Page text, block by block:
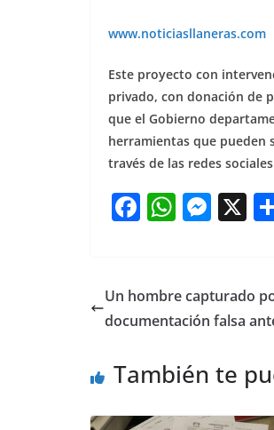
www.noticiasllaneras.com
Este proyecto con
privado, con donación de
que el Gobierno
herramientas que pueden
través de las redes
F
e
b
o
k
W
s
A
p
M
e
n
er
X
Un hombre capturado
documentación falsa
También te